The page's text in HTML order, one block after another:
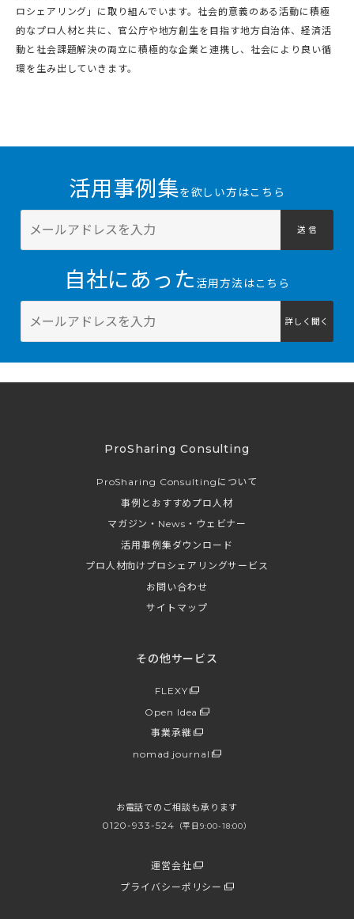
ロシェアリング」に取り組んでいます。社会的意義のある活動に積極
的なプロ人材と共に、官公庁や地方創生を目指す地方自治体、経済活
動と社会課題解決の両立に積極的な企業と連携し、社会により良い循
環を生み出していきます。
活用事例集を欲しい方はこちら
送 信
自社にあった 活用方法はこちら
詳しく聞く
ProSharing Consulting
ProSharing Consultingについて
事例とおすすめプロ人材
マガジン・News・ウェビナー
活用事例集ダウンロード
プロ人材向けプロシェアリングサービス
お問い合わせ
サイトマップ
その他サービス
FLEXY
Open Idea
事業承継
nomad journal
お電話でのご相談も承ります
0120-933-524 （平日9:00-18:00）
運営会社
プライバシーポリシー